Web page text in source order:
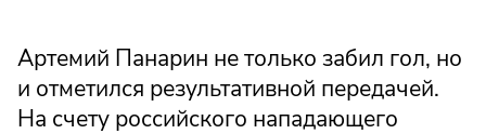
Артемий Панарин не только забил гол, но
и отметился результативной передачей.
На счету российского нападающего